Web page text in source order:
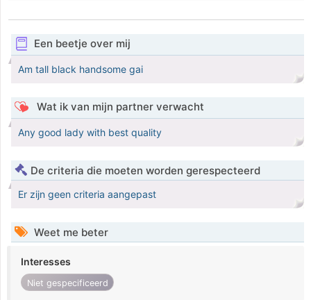
Een beetje over mij
Am tall black handsome gai
Wat ik van mijn partner verwacht
Any good lady with best quality
De criteria die moeten worden gerespecteerd
Er zijn geen criteria aangepast
Weet me beter
Interesses
Niet gespecificeerd